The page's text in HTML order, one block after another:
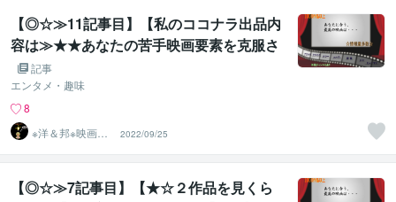
【◎☆≫11記事目】【私のココナラ出品内
容は≫★★あなたの苦手映画要素を克服さ
せたいねらい★★≪もあり☆☆】
記事
エンタメ・趣味
8
※洋＆邦※映画10
00作以上鑑賞済
のST
2022/09/25
【◎☆≫7記事目】【★☆２作品を見くら